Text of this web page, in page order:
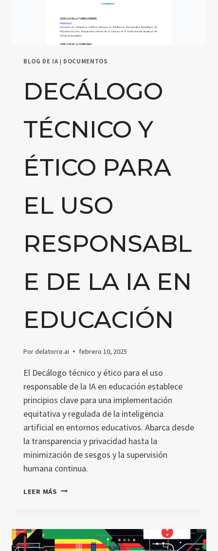
BLOG DE IA | DOCUMENTOS
DECÁLOGO
TÉCNICO Y
ÉTICO PARA
EL USO
RESPONSABL
E DE LA IA EN
EDUCACIÓN
Pordelatorre.ai febrero 10, 2025
El Decálogo técnico y ético para el uso
responsable de la IA en educación establece
principios clave para una implementación
equitativa y regulada de la inteligencia
artificial en entornos educativos. Abarca desde
la transparencia y privacidad hasta la
minimización de sesgos y la supervisión
humana continua.
LEER MÁS DECÁLOGO
EL